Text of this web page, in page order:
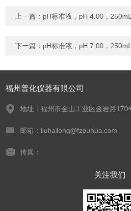
上一篇： pH标准液，pH 4.00，250mL
下一篇： pH标准液，pH 7.00，250mL
福州普化仪器有限公司
地址：福州市金山工业区金岩路170
邮箱：liuhailong@fzpuhua.com
传真：
关注我们